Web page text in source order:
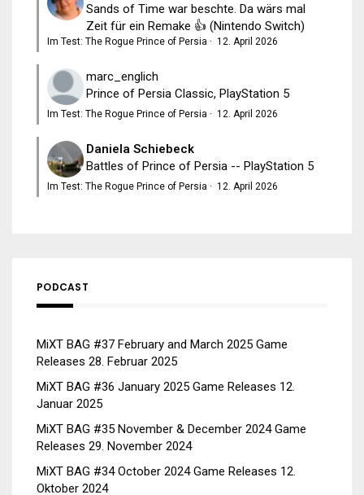
Sands of Time war beschte. Da wärs mal
Zeit für ein Remake 👍 (Nintendo Switch)
Im Test: The Rogue Prince of Persia · 12. April 2026
marc_englich
Prince of Persia Classic, PlayStation 5
Im Test: The Rogue Prince of Persia · 12. April 2026
Daniela Schiebeck
Battles of Prince of Persia -- PlayStation 5
Im Test: The Rogue Prince of Persia · 12. April 2026
PODCAST
MiXT BAG #37 February and March 2025 Game
Releases 28. Februar 2025
MiXT BAG #36 January 2025 Game Releases 12.
Januar 2025
MiXT BAG #35 November & December 2024 Game
Releases 29. November 2024
MiXT BAG #34 October 2024 Game Releases 12.
Oktober 2024